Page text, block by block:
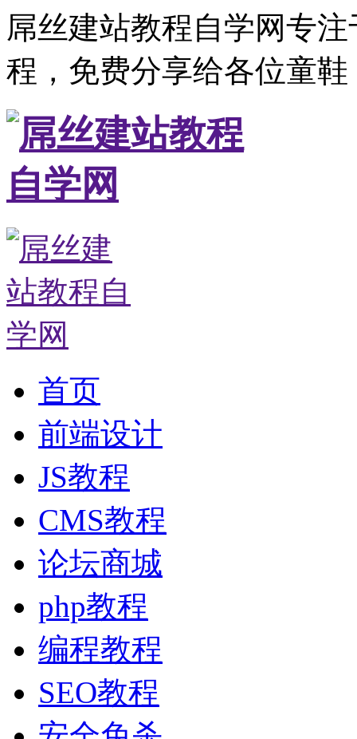
屌丝建站教程自学网专
程，免费分享给各位童
首页
前端设计
JS教程
CMS教程
论坛商城
php教程
编程教程
SEO教程